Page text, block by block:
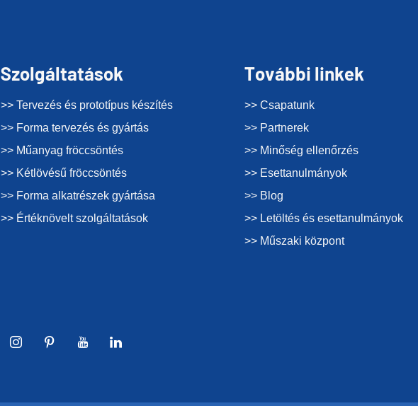
Szolgáltatások
>> Tervezés és prototípus készítés
>> Forma tervezés és gyártás
>> Műanyag fröccsöntés
>> Kétlövésű fröccsöntés
>> Forma alkatrészek gyártása
>> Értéknövelt szolgáltatások
További linkek
>> Csapatunk
>> Partnerek
>> Minőség ellenőrzés
>> Esettanulmányok
>> Blog
>> Letöltés és esettanulmányok
>> Műszaki központ